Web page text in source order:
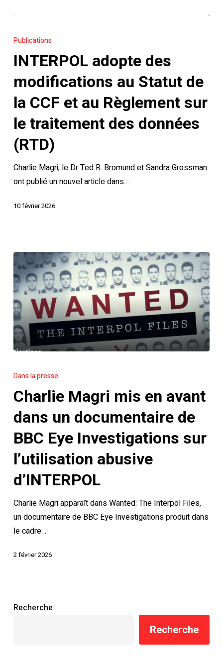
adopte
modifications
au
de
la
et
au
Règlement
le
(RTD)
Publications
INTERPOL adopte des
modifications au Statut de
la CCF et au Règlement sur
le traitement des données
(RTD)
Charlie Magri, le Dr Ted R. Bromund et Sandra Grossman
ont publié un nouvel article dans…
10 février 2026
Magri
en
avant
un
documentaire
BBC
Eye
Investigations
sur
abusive
Dans la presse
Charlie Magri mis en avant
dans un documentaire de
BBC Eye Investigations sur
l’utilisation abusive
d’INTERPOL
Charlie Magri apparaît dans Wanted: The Interpol Files,
un documentaire de BBC Eye Investigations produit dans
le cadre…
2 février 2026
Recherche
Recherche